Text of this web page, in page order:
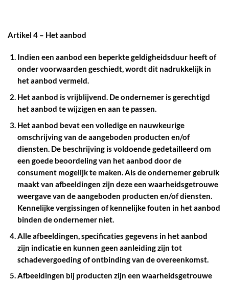
Artikel 4 – Het aanbod
Indien een aanbod een beperkte geldigheidsduur heeft of
onder voorwaarden geschiedt, wordt dit nadrukkelijk in
het aanbod vermeld.
Het aanbod is vrijblijvend. De ondernemer is gerechtigd
het aanbod te wijzigen en aan te passen.
Het aanbod bevat een volledige en nauwkeurige
omschrijving van de aangeboden producten en/of
diensten. De beschrijving is voldoende gedetailleerd om
een goede beoordeling van het aanbod door de
consument mogelijk te maken. Als de ondernemer gebruik
maakt van afbeeldingen zijn deze een waarheidsgetrouwe
weergave van de aangeboden producten en/of diensten.
Kennelijke vergissingen of kennelijke fouten in het aanbod
binden de ondernemer niet.
Alle afbeeldingen, specificaties gegevens in het aanbod
zijn indicatie en kunnen geen aanleiding zijn tot
schadevergoeding of ontbinding van de overeenkomst.
Afbeeldingen bij producten zijn een waarheidsgetrouwe